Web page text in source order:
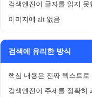
검색엔진이 글자를 읽지 못
이미지에 alt 없음
검색에 유리한 방식
핵심 내용은 진짜 텍스트로
검색엔진이 주제를 정확히